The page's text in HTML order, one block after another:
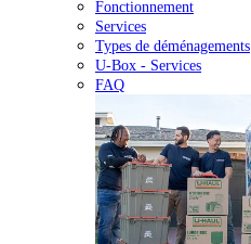
Fonctionnement
Services
Types de déménagements
U-Box - Services
FAQ